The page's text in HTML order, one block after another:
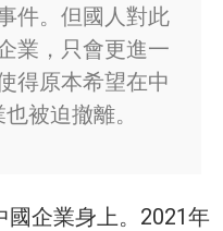
件。但國人對此
業，只會更進一
得原本希望在中
被迫撤離。
國企業身上。2021年